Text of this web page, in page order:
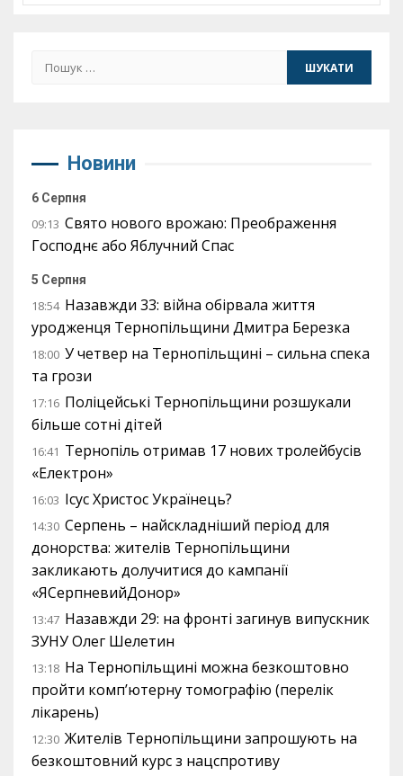
Пошук:
Новини
6 Серпня
09:13 Свято нового врожаю: Преображення
Господнє або Яблучний Спас
5 Серпня
18:54 Назавжди 33: війна обірвала життя
уродженця Тернопільщини Дмитра Березка
18:00 У четвер на Тернопільщині – сильна спека
та грози
17:16 Поліцейські Тернопільщини розшукали
більше сотні дітей
16:41 Тернопіль отримав 17 нових тролейбусів
«Електрон»
16:03 Ісус Христос Українець?
14:30 Серпень – найскладніший період для
донорства: жителів Тернопільщини
закликають долучитися до кампанії
«ЯСерпневийДонор»
13:47 Назавжди 29: на фронті загинув випускник
ЗУНУ Олег Шелетин
13:18 На Тернопільщині можна безкоштовно
пройти комп’ютерну томографію (перелік
лікарень)
12:30 Жителів Тернопільщини запрошують на
безкоштовний курс з нацспротиву